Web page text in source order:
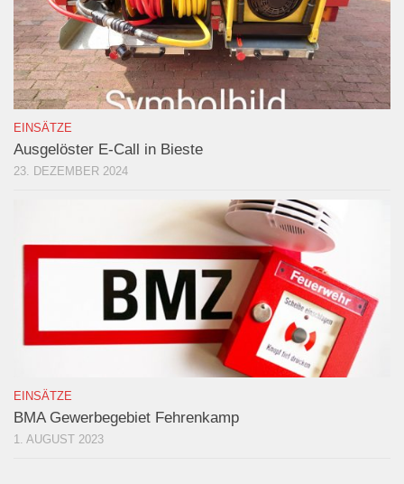
EINSÄTZE
Ausgelöster E-Call in Bieste
23. DEZEMBER 2024
EINSÄTZE
BMA Gewerbegebiet Fehrenkamp
1. AUGUST 2023